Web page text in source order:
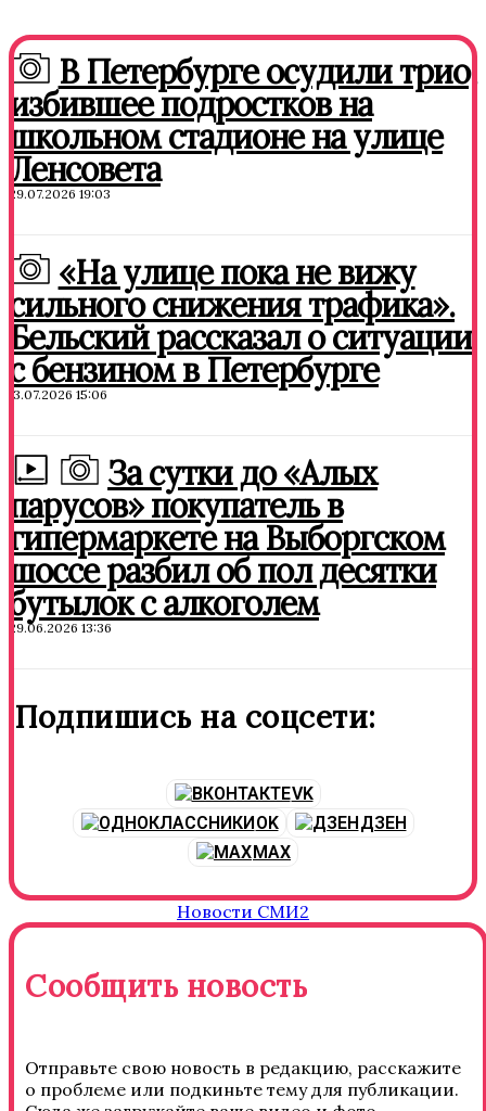
В Петербурге осудили трио,
избившее подростков на
школьном стадионе на улице
Ленсовета
29.07.2026 19:03
«На улице пока не вижу
сильного снижения трафика».
Бельский рассказал о ситуации
с бензином в Петербурге
13.07.2026 15:06
За сутки до «Алых
парусов» покупатель в
гипермаркете на Выборгском
шоссе разбил об пол десятки
бутылок с алкоголем
29.06.2026 13:36
Подпишись на соцсети:
VK
OK
ДЗЕН
MAX
Новости СМИ2
Сообщить новость
Отправьте свою новость в редакцию, расскажите
о проблеме или подкиньте тему для публикации.